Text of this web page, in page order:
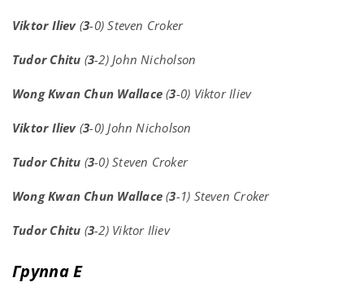
Viktor Iliev(3-0) Steven Croker
Tudor Chitu (3-2) John Nicholson
Wong Kwan Chun Wallace(3-0) Viktor Iliev
Viktor Iliev(3-0) John Nicholson
Tudor Chitu (3-0) Steven Croker
Wong Kwan Chun Wallace(3-1) Steven Croker
Tudor Chitu (3-2) Viktor Iliev
Группа E